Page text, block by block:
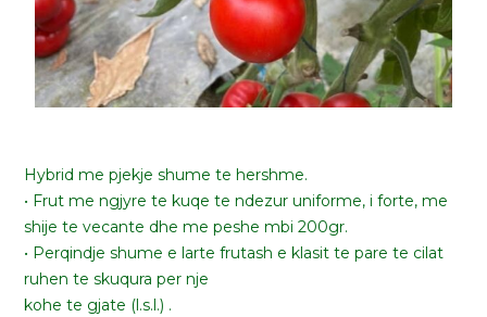
Hybrid me pjekje shume te hershme.
• Frut me ngjyre te kuqe te ndezur uniforme, i forte, me
shije te vecante dhe me peshe mbi 200gr.
• Perqindje shume e larte frutash e klasit te pare te cilat
ruhen te skuqura per nje
kohe te gjate (l.s.l.) .